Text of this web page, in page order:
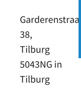
Garderenstraat
38,
Tilburg
5043NG in
Tilburg